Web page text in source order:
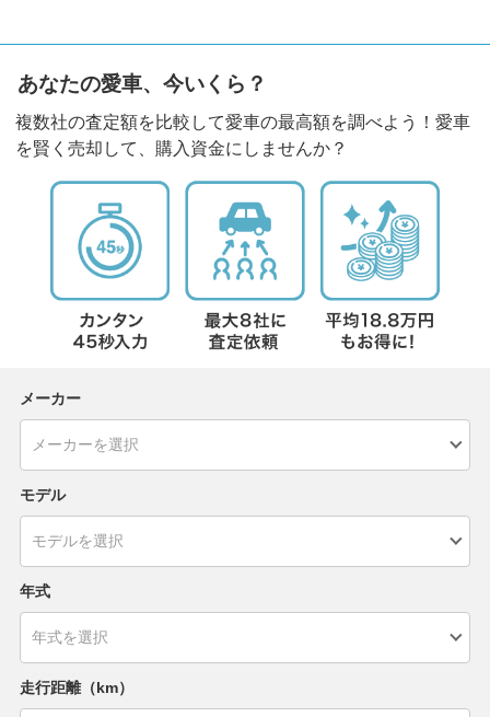
あなたの愛車、今いくら？
複数社の査定額を比較して愛車の最高額を調べよう！愛車
を賢く売却して、購入資金にしませんか？
メーカー
モデル
年式
走行距離（km）